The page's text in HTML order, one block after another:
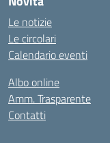
Le notizie
Le circolari
Calendario eventi
Albo online
Amm. Trasparente
Contatti